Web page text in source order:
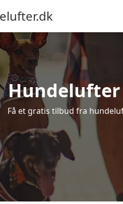
Få et gratis tilbud fra